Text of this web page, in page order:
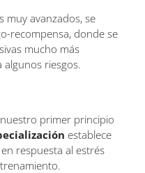
muy avanzados, se
recompensa, donde se
mucho más
riesgos.
primer principio
establece
respuesta al estrés